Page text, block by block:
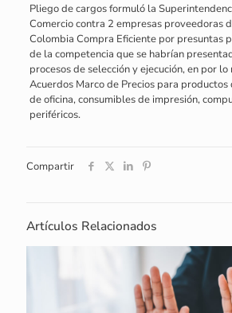
Pliego de cargos formuló la
Comercio contra 2 empresas proveedoras
Colombia Compra Eficiente por presuntas
de la competencia que se habrían
procesos de selección y ejecución, en por lo
Acuerdos Marco de Precios para
de oficina, consumibles de impresión,
periféricos.
Compartir
Artículos Relacionados